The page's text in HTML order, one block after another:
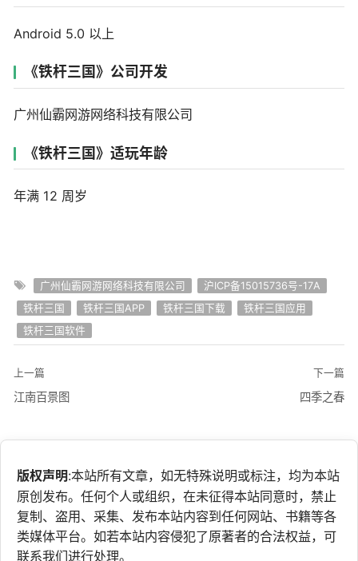
Android 5.0 以上
《铁杆三国》公司开发
广州仙霸网游网络科技有限公司
《铁杆三国》适玩年龄
年满 12 周岁
广州仙霸网游网络科技有限公司
沪ICP备15015736号-17A
铁杆三国
铁杆三国APP 铁杆三国下载
铁杆三国应用
铁杆三国软件
上一篇
江南百景图
下一篇
四季之春
版权声明:本站所有文章，如无特殊说明或标注，均为本站
原创发布。任何个人或组织，在未征得本站同意时，禁止
复制、盗用、采集、发布本站内容到任何网站、书籍等各
类媒体平台。如若本站内容侵犯了原著者的合法权益，可
联系我们进行处理。